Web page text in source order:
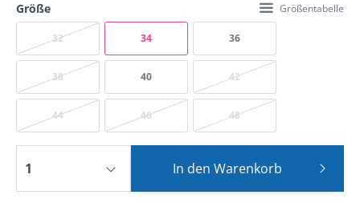
Größe Größentabelle
32 34 36
38 40 42
44 46 48
In den Warenkorb